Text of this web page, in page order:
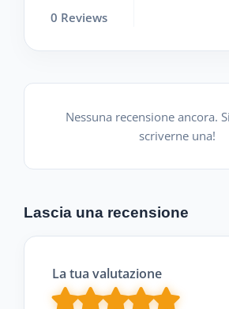
0 Reviews
Nessuna recensione ancora.
scriverne una!
Lascia una recensione
La tua valutazione